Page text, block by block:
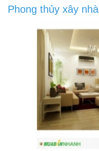
Phong thủy xây nhà